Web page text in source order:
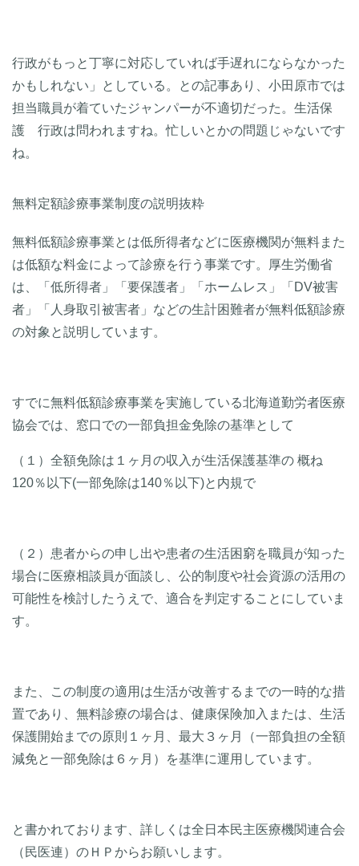
行政がもっと丁寧に対応していれば手遅れにならなかった
かもしれない」としている。との記事あり、小田原市では
担当職員が着ていたジャンパーが不適切だった。生活保
護 行政は問われますね。忙しいとかの問題じゃないです
ね。
無料定額診療事業制度の説明抜粋
無料低額診療事業とは低所得者などに医療機関が無料また
は低額な料金によって診療を行う事業です。厚生労働省
は、「低所得者」「要保護者」「ホームレス」「DV被害
者」「人身取引被害者」などの生計困難者が無料低額診療
の対象と説明しています。
すでに無料低額診療事業を実施している北海道勤労者医療
協会では、窓口での一部負担金免除の基準として
（１）全額免除は１ヶ月の収入が生活保護基準の 概ね
120％以下(一部免除は140％以下)と内規で
（２）患者からの申し出や患者の生活困窮を職員が知った
場合に医療相談員が面談し、公的制度や社会資源の活用の
可能性を検討したうえで、適合を判定することにしていま
す。
また、この制度の適用は生活が改善するまでの一時的な措
置であり、無料診療の場合は、健康保険加入または、生活
保護開始までの原則１ヶ月、最大３ヶ月（一部負担の全額
減免と一部免除は６ヶ月）を基準に運用しています。
と書かれております、詳しくは全日本民主医療機関連合会
（民医連）のＨＰからお願いします。